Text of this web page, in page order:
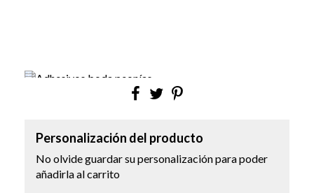
Personalización del producto
No olvide guardar su personalización para poder
añadirla al carrito